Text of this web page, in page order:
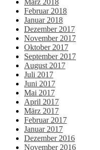
März 2018
Februar 2018
Januar 2018
Dezember 2017
November 2017
Oktober 2017
September 2017
August 2017
Juli 2017
Juni 2017
Mai 2017
April 2017
März 2017
Februar 2017
Januar 2017
Dezember 2016
November 2016